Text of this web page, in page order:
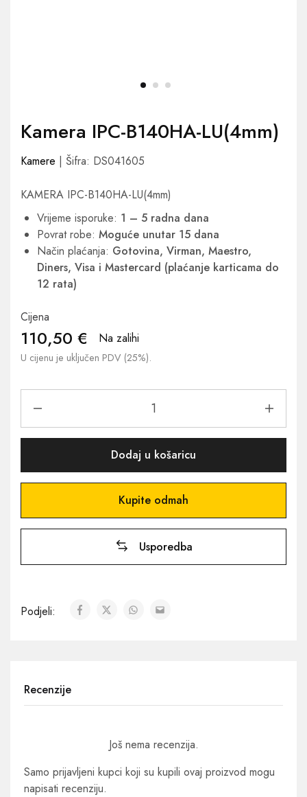
Kamera IPC-B140HA-LU(4mm)
Kamere | Šifra: DS041605
KAMERA IPC-B140HA-LU(4mm)
Vrijeme isporuke: 1 – 5 radna dana
Povrat robe: Moguće unutar 15 dana
Način plaćanja: Gotovina, Virman, Maestro,
Diners, Visa i Mastercard (plaćanje karticama do
12 rata)
Cijena
110,50 € Na zalihi
U cijenu je uključen PDV (25%).
Dodaj u košaricu
Kupite odmah
Usporedba
Podjeli:
Recenzije
Još nema recenzija.
Samo prijavljeni kupci koji su kupili ovaj proizvod mogu
napisati recenziju.